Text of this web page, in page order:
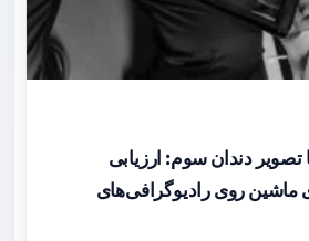
دندان سوم: ارزیابی
ماشین روی رادیوگرافی‌های